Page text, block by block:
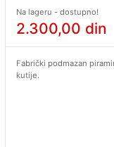
Na lageru - dostupno!
2.300,00 din
Fabrički podmazan
kutije.